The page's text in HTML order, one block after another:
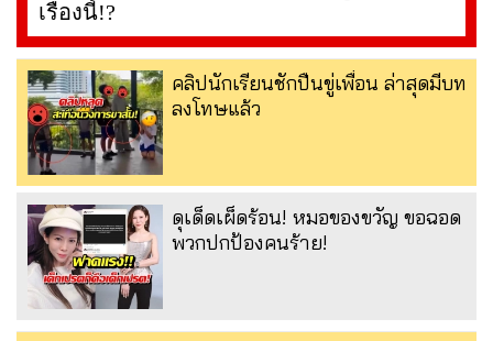
เรื่องนี้!?
คลิปนักเรียนชักปืนขู่เพื่อน ล่าสุดมีบท
ลงโทษแล้ว
ดุเด็ดเผ็ดร้อน! หมอของขวัญ ขอฉอด
พวกปกป้องคนร้าย!